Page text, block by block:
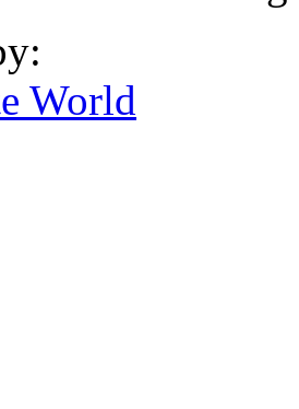
World